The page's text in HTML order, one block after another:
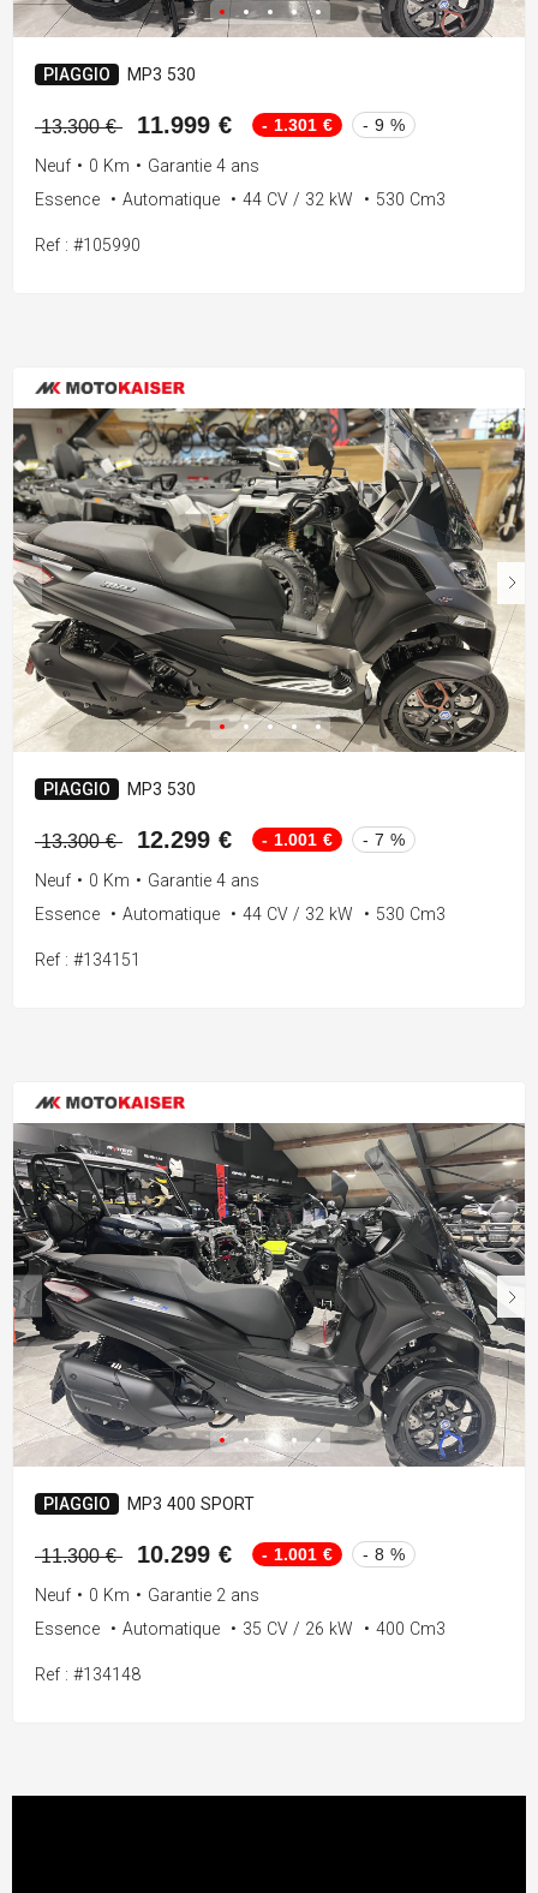
PIAGGIO MP3 530
13.300 € 11.999 € - 1.301 € - 9 %
Neuf • 0 Km • Garantie 4 ans
Essence
• Automatique • 44 CV / 32 kW • 530 Cm3
Ref : #105990
PIAGGIO MP3 530
13.300 € 12.299 € - 1.001 € - 7 %
Neuf • 0 Km • Garantie 4 ans
Essence
• Automatique • 44 CV / 32 kW • 530 Cm3
Ref : #134151
PIAGGIO MP3 400 SPORT
11.300 € 10.299 € - 1.001 € - 8 %
Neuf • 0 Km • Garantie 2 ans
Essence
• Automatique • 35 CV / 26 kW • 400 Cm3
Ref : #134148